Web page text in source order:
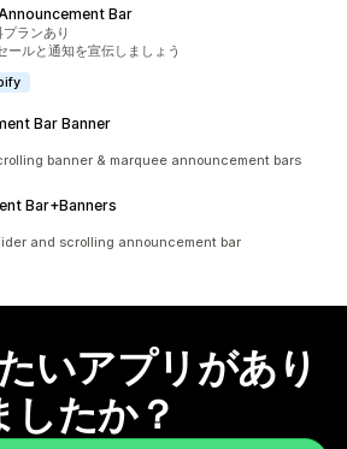
Bar
件
プランあり
ールと通知を宣伝しましょう
Bar Banner
banner & marquee announcement bars
Bar+Banners
件
and scrolling announcement bar
いアプリがあり
したか？